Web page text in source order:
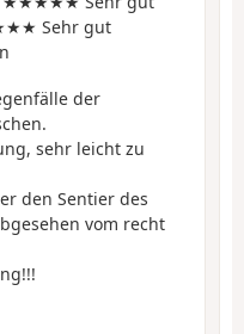
Sehr gut
der
sehr leicht zu
den Sentier des
vom recht